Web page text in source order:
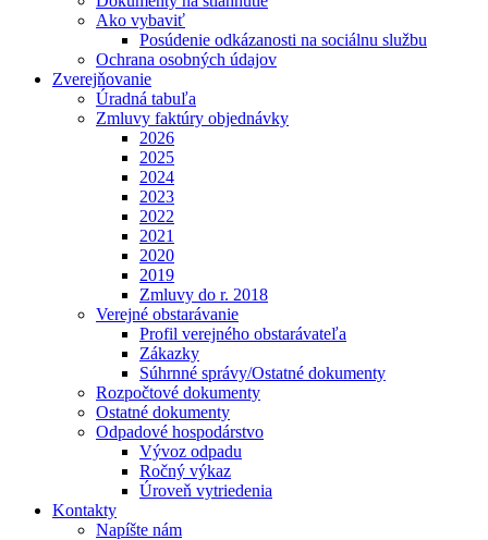
Ako vybaviť
Posúdenie odkázanosti na sociálnu službu
Ochrana osobných údajov
Zverejňovanie
Úradná tabuľa
Zmluvy faktúry objednávky
2026
2025
2024
2023
2022
2021
2020
2019
Zmluvy do r. 2018
Verejné obstarávanie
Profil verejného obstarávateľa
Zákazky
Súhrnné správy/Ostatné dokumenty
Rozpočtové dokumenty
Ostatné dokumenty
Odpadové hospodárstvo
Vývoz odpadu
Ročný výkaz
Úroveň vytriedenia
Kontakty
Napíšte nám